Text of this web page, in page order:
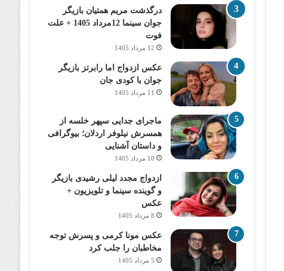
درگذشت مریم همتیان بازیگر
جوان سینما 12مرداد 1405 + علت
فوت
12 مرداد 1405
عکس ازدواج اما رابرتز بازیگر
جوان با کودی جان
11 مرداد 1405
ماجرای جدایی سپهر خلسه از
همسرش نیلوفر اردلان؛ بیوگرافی
و داستان آشنایی
10 مرداد 1405
ازدواج مجدد لیلی رشیدی بازیگر
و گوینده سینما و تلویزیون +
عکس
8 مرداد 1405
عکس مونا کرمی و پسرش توجه
مخاطبان را جلب کرد
5 مرداد 1405